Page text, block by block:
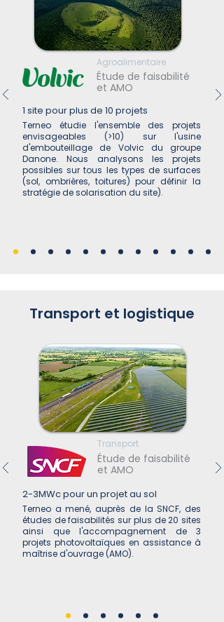
Agroalimentaire
Étude de faisabilité
et AMO
1 site pour plus de 10 projets
Terneo étudie l'ensemble des projets
envisageables (>10) sur l'usine
d'embouteillage de Volvic du groupe
Danone. Nous analysons les projets
possibles sur tous les types de surfaces
(sol, ombrières, toitures) pour définir la
stratégie de solarisation du site).
Transport et logistique
Transport
Étude de faisabilité
et AMO
2-3MWc pour un projet au sol
Terneo a mené, auprès de la SNCF, des
études de faisabilités sur plus de 20 sites
ainsi que l'accompagnement de 3
projets photovoltaïques en assistance à
maîtrise d'ouvrage (AMO).